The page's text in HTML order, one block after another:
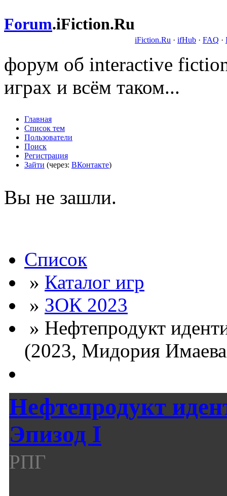
Forum.iFiction.Ru
iFiction.Ru · ifHub · FAQ ·
форум об interactive
играх и всём таком...
Главная
Список тем
Пользователи
Поиск
Регистрация
Зайти (через: ВКонтакте)
Вы не зашли.
Список
» Каталог игр
» ЗОК 2023
» Нефтепродукт
(2023, Мидория
Нефтепродукт
Эпизод I
РПГ